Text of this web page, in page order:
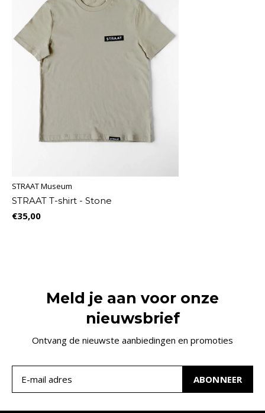
STRAAT Museum
STRAAT T-shirt - Stone
€35,00
Meld je aan voor onze
nieuwsbrief
Ontvang de nieuwste aanbiedingen en promoties
ABONNEER